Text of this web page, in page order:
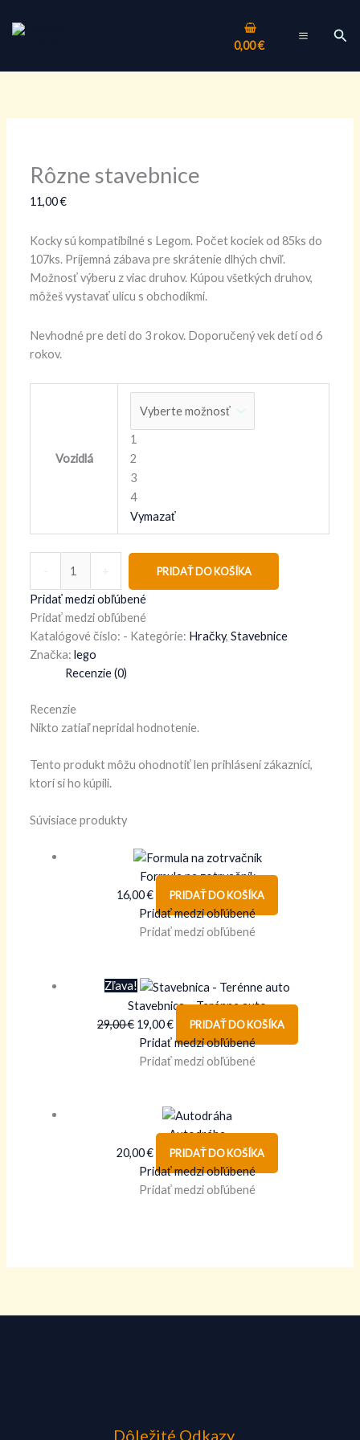
0,00€
MENU
Rôzne stavebnice
11,00€
Kocky sú kompatibilné s Legom. Počet kociek od 85ks do
107ks. Príjemná zábava pre skrátenie dlhých chvíľ.
Možnosť výberu z viac druhov. Kúpou všetkých druhov,
môžeš vystavať ulicu s obchodíkmi.
Nevhodné pre deti do 3 rokov. Doporučený vek detí od 6
rokov.
Vozidlá
1
2
3
4
Vymazať
- + PRIDAŤ DO KOŠÍKA
Pridať medzi obľúbené
Pridať medzi obľúbené
Katalógové číslo: - Kategórie: Hračky,Stavebnice
Značka:lego
Recenzie (0)
Recenzie
Nikto zatiaľ nepridal hodnotenie.
Tento produkt môžu ohodnotiť len prihlásení zákazníci,
ktorí si ho kúpili.
Súvisiace produkty
Formula na zotrvačník
16,00€ PRIDAŤ DO KOŠÍKA
Pridať medzi obľúbené
Pridať medzi obľúbené
Zľava!
Stavebnica – Terénne auto
29,00€ 19,00€ PRIDAŤ DO KOŠÍKA
Pridať medzi obľúbené
Pridať medzi obľúbené
Autodráha
20,00€ PRIDAŤ DO KOŠÍKA
Pridať medzi obľúbené
Pridať medzi obľúbené
Dôležité Odkazy